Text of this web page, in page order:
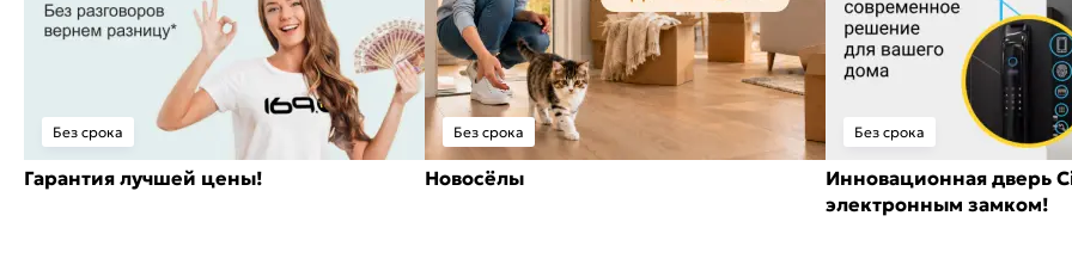
Без срока
Гарантия лучшей цены!
Без срока
Новосёлы
Без срока
Инновационная дверь
электронным замком!